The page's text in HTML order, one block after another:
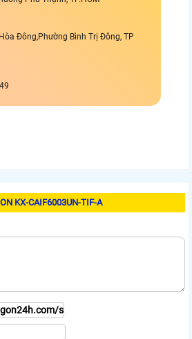
Đông,Phường Bình Trị Đông, TP
KX-CAIF6003UN-TIF-A